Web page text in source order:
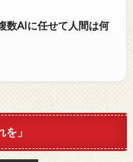
数AIに任せて人間は何
」